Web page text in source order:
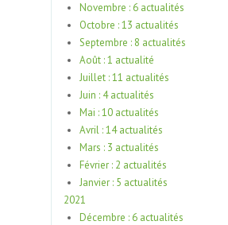
Novembre : 6 actualités
Octobre : 13 actualités
Septembre : 8 actualités
Août : 1 actualité
Juillet : 11 actualités
Juin : 4 actualités
Mai : 10 actualités
Avril : 14 actualités
Mars : 3 actualités
Février : 2 actualités
Janvier : 5 actualités
2021
Décembre : 6 actualités